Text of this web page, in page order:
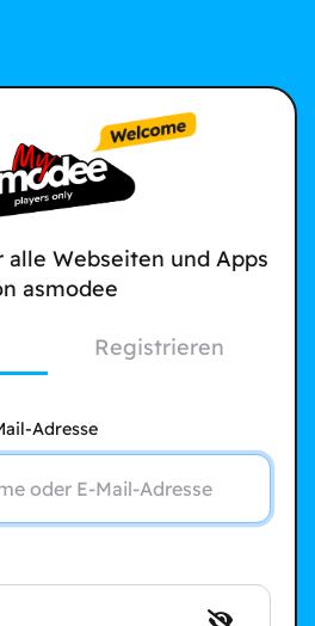
Webseiten und Apps
asmodee
Registrieren
Adresse